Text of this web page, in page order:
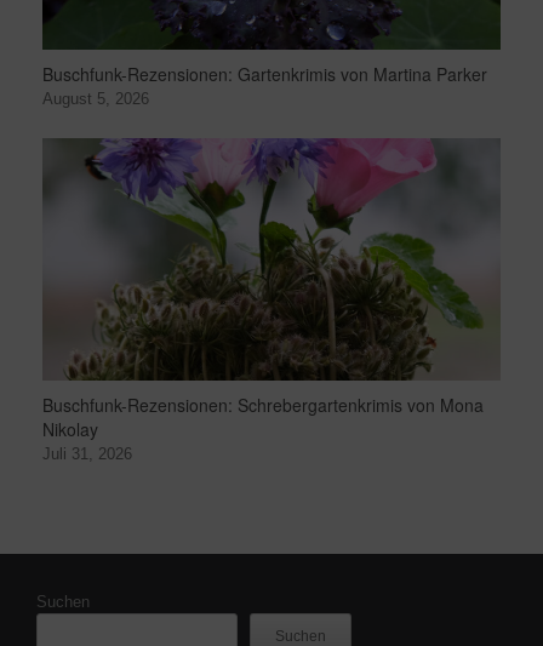
Buschfunk-Rezensionen: Gartenkrimis von Martina Parker
August 5, 2026
Buschfunk-Rezensionen: Schrebergartenkrimis von Mona
Nikolay
Juli 31, 2026
Suchen
Suchen